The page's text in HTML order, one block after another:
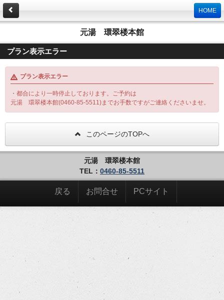
HOME
元湯 環翠楼本館
プラン表示エラー
プラン表示エラー
・都合により一時停止しております。ご予約は
元湯 環翠楼本館(0460-85-5511)までお手数ですがご連絡くださいませ。
このページのTOPへ
元湯 環翠楼本館
TEL： 0460-85-5511
戻る お問合せ PCサイト